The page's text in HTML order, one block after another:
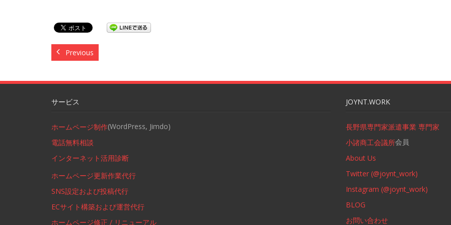
Previous
サービス
ホームページ制作(WordPress, Jimdo)
電話無料相談
インターネット活用診断
ホームページ更新作業代行
SNS設定および投稿代行
ECサイト構築および運営代行
ホームページ修正 / リニューアル
JOYNT.WORK
長野県専門家派遣事業 専門家
小諸商工会議所会員
About Us
Twitter (@joynt_work)
Instagram (@joynt_work)
BLOG
お問い合わせ